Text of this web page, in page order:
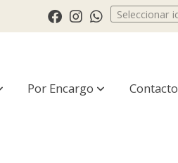
Seleccionar
Por Encargo Contacto